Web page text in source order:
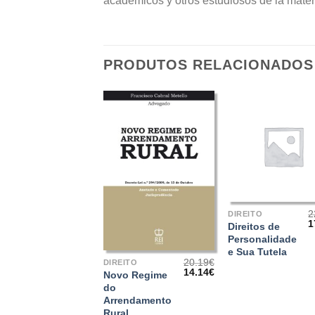
PRODUTOS RELACIONADOS
DIREITO
Novo Regime
do
Arrendamento
Rural
20.19€
O
14.14€O
DIREITO
Direitos de
Personalidade
e Sua Tutela
O